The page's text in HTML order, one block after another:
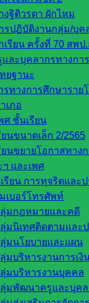
ฐิติวรดา ผักไหม
ปฏิบัติงานกลุ่ม/บุค
รียน ครั้งที่ 70 สพป.
ละบุคลากรทางกา
ยฐานะ
ทางการศึกษาราย
เภอ
ศ ชั้นเรียน
นขนาดเล็ก 2/2565
ยนขยายโอกาสทาง
และเพศ
เรียน การทุจริตและ
เบอร์โทรศัพท์
มกฎหมายและคดี
มนิเทศติดตามและ
มนโยบายและแผน
มบริหารงานการเ
มบริหารงานบุคคล
มพัฒนาครูและบุค